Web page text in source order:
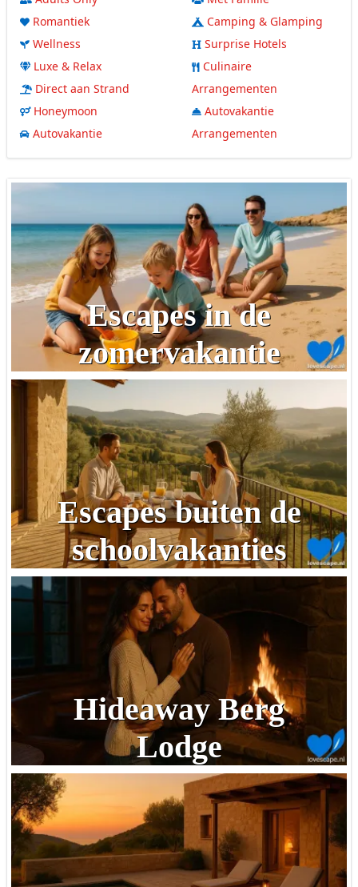
Romantiek
Wellness
Luxe & Relax
Direct aan Strand
Honeymoon
Autovakantie
Camping & Glamping
Surprise Hotels
Culinaire
Arrangementen
Autovakantie
Arrangementen
Escapes in de
zomervakantie
Escapes buiten de
schoolvakanties
Hideaway Berg
Lodge